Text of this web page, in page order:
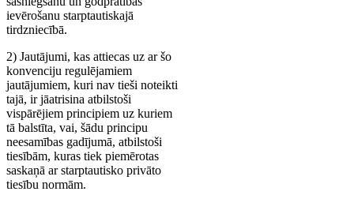
ievērošanu starptautiskajā
tirdzniecībā.
2) Jautājumi, kas attiecas uz ar šo
konvenciju regulējamiem
jautājumiem, kuri nav tieši noteikti
tajā, ir jāatrisina atbilstoši
vispārējiem principiem uz kuriem
tā balstīta, vai, šādu principu
neesamības gadījumā, atbilstoši
tiesībām, kuras tiek piemērotas
saskaņā ar starptautisko privāto
tiesību normām.